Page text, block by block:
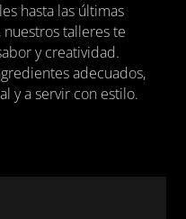
hasta las últimas
talleres te
y creatividad.
adecuados,
y a servir con estilo.